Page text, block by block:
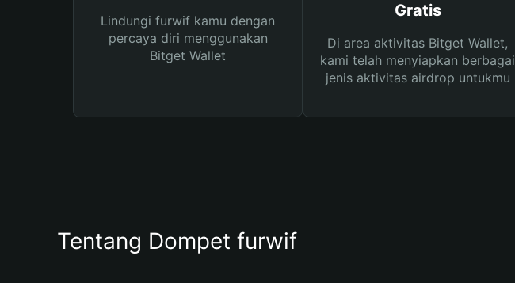
Lindungi furwif kamu dengan
percaya diri menggunakan
Bitget Wallet
Gratis
Di area aktivitas Bitget Wallet,
kami telah menyiapkan berbagai
jenis aktivitas airdrop untukmu
Tentang Dompet furwif